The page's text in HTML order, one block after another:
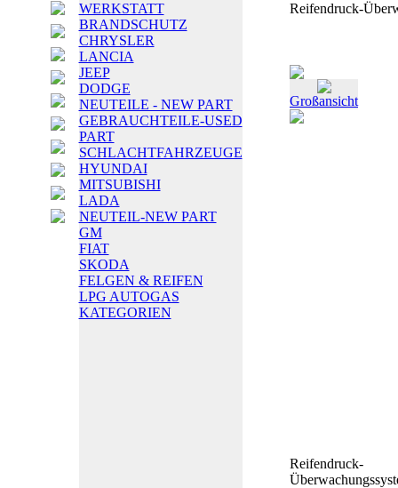
WERKSTATT
BRANDSCHUTZ
CHRYSLER
LANCIA
JEEP
DODGE
NEUTEILE - NEW PART
GEBRAUCHTEILE-USED
PART
SCHLACHTFAHRZEUGE
HYUNDAI
MITSUBISHI
LADA
NEUTEIL-NEW PART
GM
FIAT
SKODA
FELGEN & REIFEN
LPG AUTOGAS
KATEGORIEN
Reifendruck-
Großansicht
Reifendruck-